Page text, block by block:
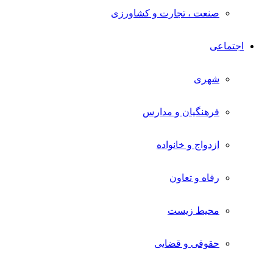
صنعت ، تجارت و کشاورزی
اجتماعی
شهری
فرهنگیان و مدارس
ازدواج و خانواده
رفاه و تعاون
محیط زیست
حقوقی و قضایی